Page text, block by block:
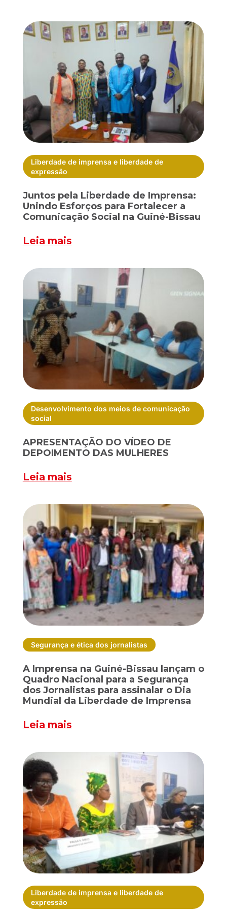
Liberdade de imprensa e liberdade de
expressão
Juntos pela Liberdade de Imprensa:
Unindo Esforços para Fortalecer a
Comunicação Social na Guiné-Bissau
Leia mais
Desenvolvimento dos meios de comunicação
social
APRESENTAÇÃO DO VÍDEO DE
DEPOIMENTO DAS MULHERES
Leia mais
Segurança e ética dos jornalistas
A Imprensa na Guiné-Bissau lançam o
Quadro Nacional para a Segurança
dos Jornalistas para assinalar o Dia
Mundial da Liberdade de Imprensa
Leia mais
Liberdade de imprensa e liberdade de
expressão